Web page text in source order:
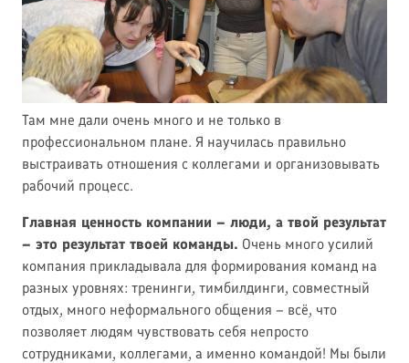
Там мне дали очень много и не только в
профессиональном плане. Я научилась правильно
выстраивать отношения с коллегами и организовывать
рабочий процесс.
Главная ценность компании – люди, а твой результат
– это результат твоей команды. Очень много усилий
компания прикладывала для формирования команд на
разных уровнях: тренинги, тимбилдинги, совместный
отдых, много неформального общения – всё, что
позволяет людям чувствовать себя непросто
сотрудниками, коллегами, а именно командой! Мы были